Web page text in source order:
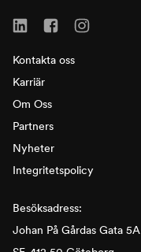
Kontakta oss
Karriär
Om Oss
Partners
Nyheter
Integritetspolicy
Besöksadress:
Johan På Gårdas Gata 5A